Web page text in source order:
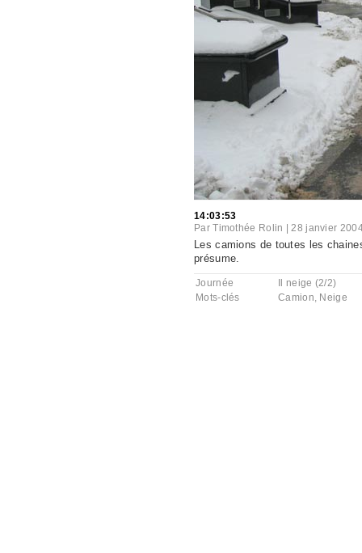
14:03:53
ParTimothée Rolin |28 janvier
Les camions de toutes les
présume.
Journée
Il neige (2/2)
Mots-clés
Camion, Neige